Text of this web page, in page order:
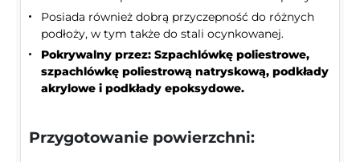
Posiada również dobrą przyczepność do różnych
podłoży, w tym także do stali ocynkowanej.
Pokrywalny przez: Szpachlówkę poliestrowe,
szpachlówkę poliestrową natryskową, podkłady
akrylowe i podkłady epoksydowe.
Przygotowanie powierzchni: